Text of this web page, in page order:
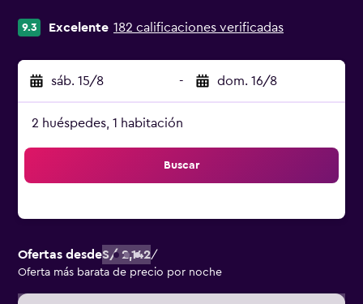
9.3 Excelente 182 calificaciones verificadas
sáb. 15/8 - dom. 16/8
2 huéspedes, 1 habitación
Buscar
Ofertas desdeS/ 2,142/
Oferta más barata de precio por noche